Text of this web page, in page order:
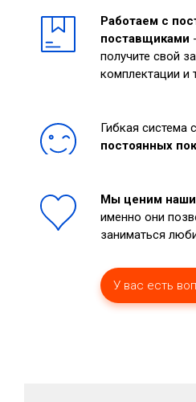
Работаем с
поставщиками
получите свой
комплектации и
Гибкая система
постоянных
Мы ценим
именно они
заниматься
У вас есть